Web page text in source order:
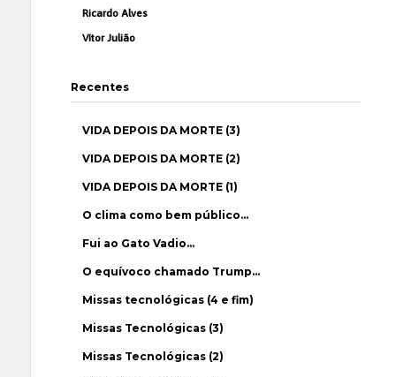
Ricardo Alves
Vítor Julião
Recentes
VIDA DEPOIS DA MORTE (3)
VIDA DEPOIS DA MORTE (2)
VIDA DEPOIS DA MORTE (1)
O clima como bem público…
Fui ao Gato Vadio…
O equívoco chamado Trump…
Missas tecnológicas (4 e fim)
Missas Tecnológicas (3)
Missas Tecnológicas (2)